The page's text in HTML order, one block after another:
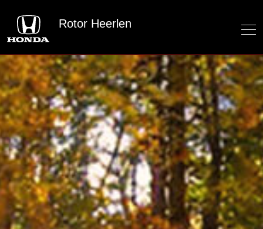
Rotor Heerlen